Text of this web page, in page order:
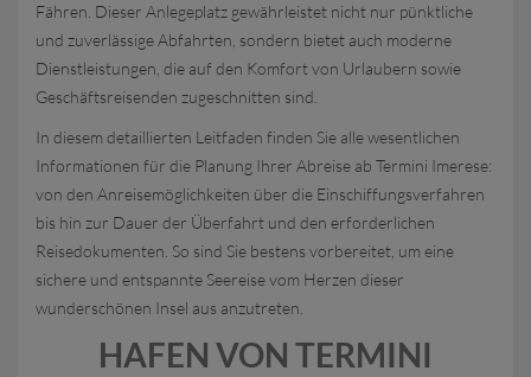
Fähren. Dieser Anlegeplatz gewährleistet nicht nur pünktliche
und zuverlässige Abfahrten, sondern bietet auch moderne
Dienstleistungen, die auf den Komfort von Urlaubern sowie
Geschäftsreisenden zugeschnitten sind.
In diesem detaillierten Leitfaden finden Sie alle wesentlichen
Informationen für die Planung Ihrer Abreise ab Termini Imerese:
von den Anreisemöglichkeiten über die Einschiffungsverfahren
bis hin zur Dauer der Überfahrt und den erforderlichen
Reisedokumenten. So sind Sie bestens vorbereitet, um eine
sichere und entspannte Seereise vom Herzen dieser
wunderschönen Insel aus anzutreten.
HAFEN VON TERMINI